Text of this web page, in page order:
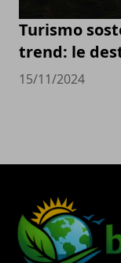
Turismo
trend: le
15/11/2024